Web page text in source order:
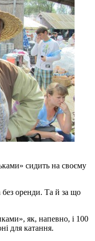
сидить на своєму
оренди. Та й за що
як, напевно, і 100
для катання.